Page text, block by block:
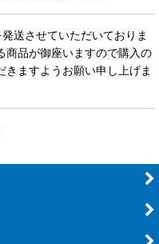
送させていただいておりま
商品が御座いますので購入の
ますようお願い申し上げま